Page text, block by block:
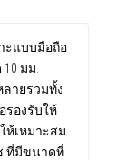
ะแบบมือถือ
มม.
ายรวมทั้ง
รองรับให้
ให้เหมาะสม
ที่มีขนาดที่